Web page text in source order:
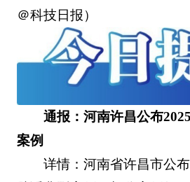
＠科技日报）
通报：河南许昌公布
案例
详情：河南省许昌市公